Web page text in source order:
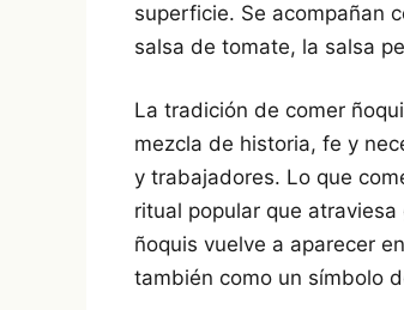
superficie. Se acompañan
salsa de tomate, la salsa
La tradición de comer
mezcla de historia, fe y
y trabajadores. Lo que
ritual popular que
ñoquis vuelve a aparecer
también como un símbolo